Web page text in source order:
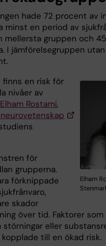
hade 72 procent av
minst en period av
gruppen och
I jämförelsegruppen
Elham
en risk för
nivåer av
Elham Rostami,
för
grupperna.
förknippade
skador
över tid. Faktorer som
eller
till en ökad risk.